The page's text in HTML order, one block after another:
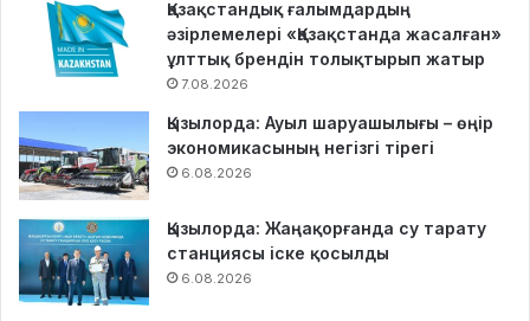
Қазақстандық ғалымдардың
әзірлемелері «Қазақстанда жасалған»
ұлттық брендін толықтырып жатыр
7.08.2026
Қызылорда: Ауыл шаруашылығы – өңір
экономикасының негізгі тірегі
6.08.2026
Қызылорда: Жаңақорғанда су тарату
станциясы іске қосылды
6.08.2026